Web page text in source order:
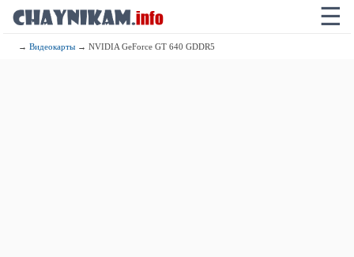
☰
→Видеокарты → NVIDIA GeForce GT 640 GDDR5